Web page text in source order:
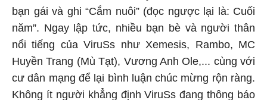
bạn gái và ghi “Cắm nuôi” (đọc ngược lại là: Cuối
năm”. Ngay lập tức, nhiều bạn bè và người thân
nổi tiếng của ViruSs như Xemesis, Rambo, MC
Huyền Trang (Mù Tạt), Vương Anh Ole,... cùng với
cư dân mạng để lại bình luận chúc mừng rộn ràng.
Không ít người khẳng định ViruSs đang thông báo